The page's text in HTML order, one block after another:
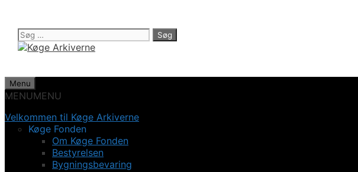
indhold
Søg
efter:
Menu
MENUMENU
Velkommen til Køge Arkiverne
Køge Fonden
Om Køge Fonden
Bestyrelsen
Bygningsbevaring